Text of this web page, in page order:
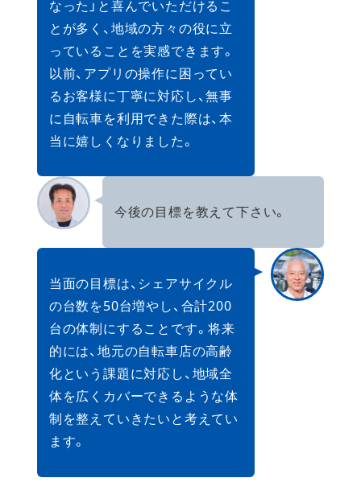
なった」と喜んでいただけるこ
とが多く、地域の方々の役に立
っていることを実感できます。
以前、アプリの操作に困ってい
るお客様に丁寧に対応し、無事
に自転車を利用できた際は、本
当に嬉しくなりました。
今後の目標を教えて下さい。
当面の目標は、シェアサイクル
の台数を50台増やし、合計200
台の体制にすることです。将来
的には、地元の自転車店の高齢
化という課題に対応し、地域全
体を広くカバーできるような体
制を整えていきたいと考えてい
ます。